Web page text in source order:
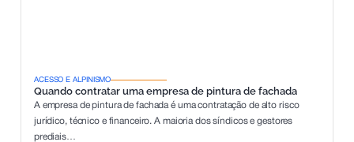
ACESSO E ALPINISMO
Quando contratar uma empresa de pintura de fachada
A empresa de pintura de fachada é uma contratação de alto risco
jurídico, técnico e financeiro. A maioria dos síndicos e gestores
prediais…